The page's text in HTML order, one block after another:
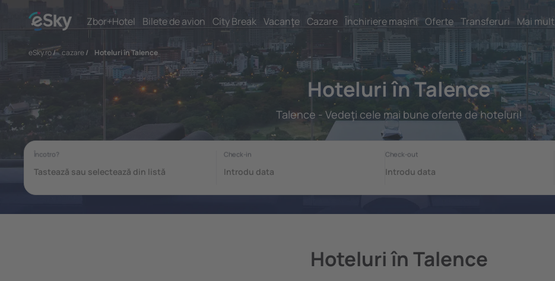
Zbor+Hotel Bilete de avion City Break Vacanţe Cazare Închiriere mașini Oferte Transferuri Mai mult
eSky.ro/ cazare/ Hoteluri în Talence
Hoteluri în Talence
Talence - Vedeţi cele mai bune oferte de hoteluri!
Hoteluri în Talence